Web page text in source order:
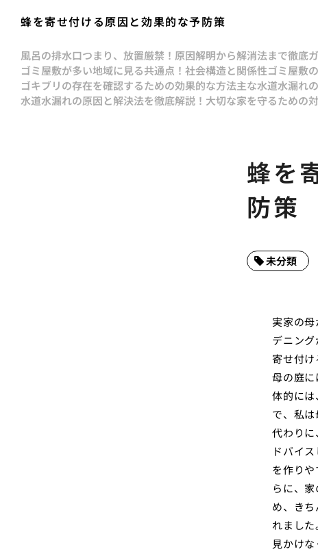
蜂を寄せ付ける原因と効果的な予防策
風呂の排水口つまり、放置厳禁！原因解明から解消法まで徹底
ゴミ屋敷が多い地域に見る共通点！社会構造と関係性ゴミ屋敷
ゴキブリの存在を確認するための効果的な方法主な水道水漏れ
水道水漏れの原因と解決法を徹底解説！大切な家を守るための
蜂を
防策
未分類
実家の
デニン
寄せ付
母の庭
体的に
で、私
代わり
ドバイ
を作り
らに、
め、き
れまし
見かけ